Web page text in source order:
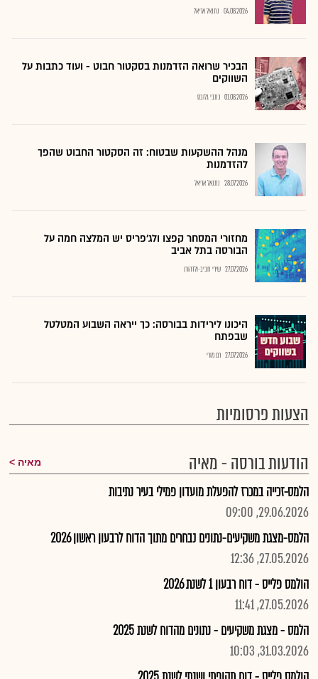
04.08.2026 נתנאל אריאל
הבכיר שרואה הזדמנות בסקטור חבוט - ועוד כתבות על
השווקים
01.08.2026 כתבי גלובס
מנהל ההשקעות שבטוח: זה הסקטור החבוט שהפך
להזדמנות
28.07.2026 נתנאל אריאל
מחזורי המסחר קפצו ולג'פריס יש המלצה חמה על
הבורסה בתל אביב
27.07.2026 שירי חביב-ולדהורן
היכונו לירידות בבורסה: כך ייראה השבוע המטלטל
שבפתח
27.07.2026 רם מורי
הצעות פרסומיות
הודעות בורסה - מאיה
מאיה
הלמס-זכייה במכרז להפעלת מועדון פמילי בעיר נתיבות
29.06.2026, 09:00
הלמס-מצגת משקיעים-נתונים נבחרים מתוך הדוח לרבעון ראשון 2026
27.05.2026, 12:36
הולמס פלייס - דוח רבעון 1 לשנת 2026
27.05.2026, 11:41
הלמס - מצגת משקיעים - נתונים מהדוח לשנת 2025
31.03.2026, 10:03